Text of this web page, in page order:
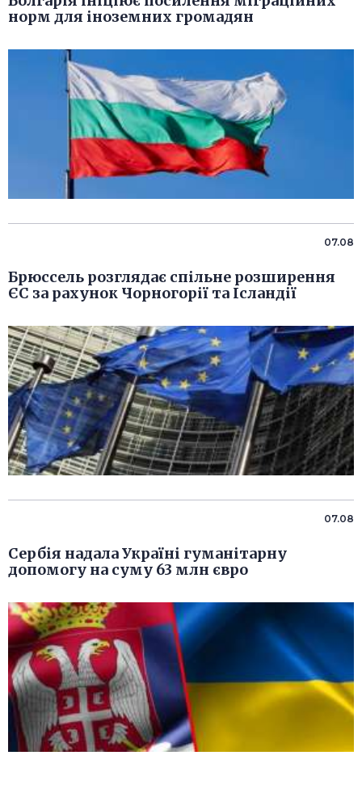
норм для іноземних громадян
07.08
Брюссель розглядає спільне розширення
ЄС за рахунок Чорногорії та Ісландії
07.08
Сербія надала Україні гуманітарну
допомогу на суму 63 млн євро